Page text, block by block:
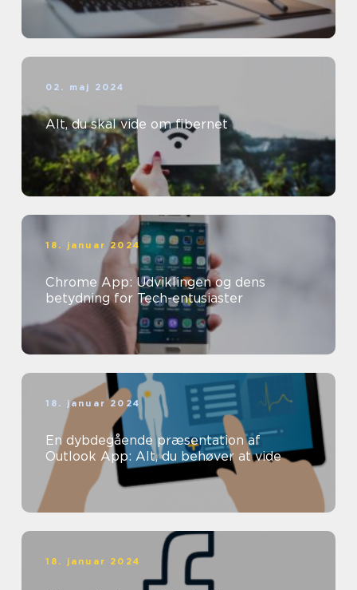
02. maj 2024
Alt, du skal vide om fibernet
18. januar 2024
Chrome App: Udviklingen og dens
betydning for Tech-entusiaster
18. januar 2024
En dybdegående præsentation af
Outlook App: Alt, du behøver at vide
18. januar 2024